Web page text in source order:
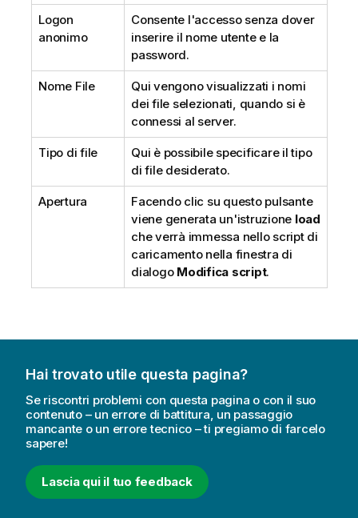
Logon
anonimo
Consente l'accesso senza dover
inserire il nome utente e la
password.
Nome File
Qui vengono visualizzati i nomi
dei file selezionati, quando si è
connessi al server.
Tipo di file
Qui è possibile specificare il tipo
di file desiderato.
Apertura
Facendo clic su questo pulsante
viene generata un'istruzione load
che verrà immessa nello script di
caricamento nella finestra di
dialogo Modifica script.
Hai trovato utile questa pagina?
Se riscontri problemi con questa pagina o con il suo
contenuto – un errore di battitura, un passaggio
mancante o un errore tecnico – ti pregiamo di farcelo
sapere!
Lascia qui il tuo feedback